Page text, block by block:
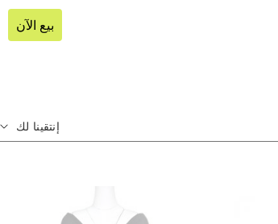
بيع الآن
إنتقينا لك